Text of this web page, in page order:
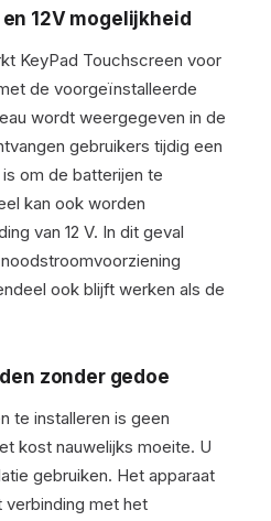
12V mogelijkheid
KeyPad Touchscreen voor
de voorgeïnstalleerde
wordt weergegeven in de
gebruikers tijdig een
om de batterijen te
kan ook worden
van 12 V. In dit geval
ook blijft werken als de
zonder gedoe
te installeren is geen
kost nauwelijks moeite. U
gebruiken. Het apparaat
verbinding met het